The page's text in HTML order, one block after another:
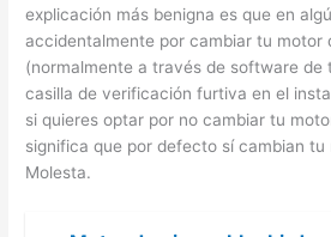
explicación más benigna es que en
accidentalmente por cambiar tu motor
(normalmente a través de software de
casilla de verificación furtiva en el
si quieres optar por no cambiar tu
significa que por defecto sí cambian tu
Molesta.